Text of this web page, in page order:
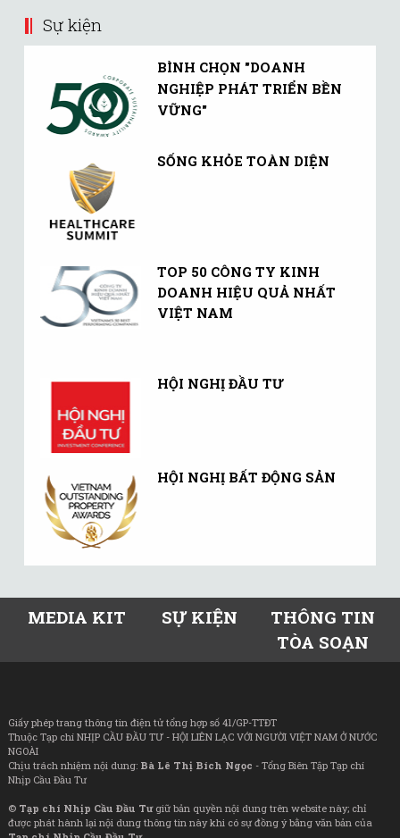
Sự kiện
BÌNH CHỌN "DOANH
NGHIỆP PHÁT TRIỂN BỀN
VỮNG"
SỐNG KHỎE TOÀN DIỆN
TOP 50 CÔNG TY KINH
DOANH HIỆU QUẢ NHẤT
VIỆT NAM
HỘI NGHỊ ĐẦU TƯ
HỘI NGHỊ BẤT ĐỘNG SẢN
MEDIA KIT SỰ KIỆN
THÔNG TIN
TÒA SOẠN
Giấy phép trang thông tin điện tử tổng hợp số 41/GP-TTĐT
Thuộc Tạp chí NHỊP CẦU ĐẦU TƯ - HỘI LIÊN LẠC VỚI NGƯỜI VIỆT NAM Ở NƯỚC
NGOÀI
Chịu trách nhiệm nội dung: Bà Lê Thị Bích Ngọc - Tổng Biên Tập Tạp chí
Nhịp Cầu Đầu Tư
© Tạp chí Nhịp Cầu Đầu Tưgiữ bản quyền nội dung trên website này; chỉ
được phát hành lại nội dung thông tin này khi có sự đồng ý bằng văn bản của